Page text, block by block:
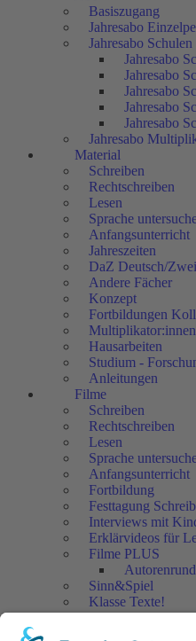
Basiszugang
Jahresabo
Jahresabo Schulen
Jahresabo
Jahresabo
Jahresabo
Jahresabo
Jahresabo
Jahresabo
Material
Schreiben
Rechtschreiben
Lesen
Sprache
Anfangsunterricht
Jahreszeiten
DaZ Deutsch/
Andere Fächer
Konzept
Fortbildungen
Multiplikator:innen
Hausarbeiten
Studium -
Anleitungen
Filme
Schreiben
Rechtschreiben
Lesen
Sprache
Anfangsunterricht
Fortbildung
Festtagung
Interviews mit
Erklärvideos für
Filme PLUS
Sinn&Spiel
Klasse Texte!